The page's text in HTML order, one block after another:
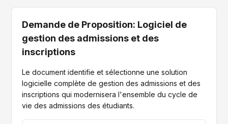
Demande de Proposition: Logiciel de
gestion des admissions et des
inscriptions
Le document identifie et sélectionne une solution
logicielle complète de gestion des admissions et des
inscriptions qui modernisera l'ensemble du cycle de
vie des admissions des étudiants.